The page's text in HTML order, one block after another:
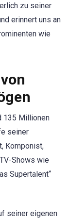
zu seiner
erinnert uns an
wie
135 Millionen
seiner
Komponist,
Shows wie
Supertalent“
seiner eigenen